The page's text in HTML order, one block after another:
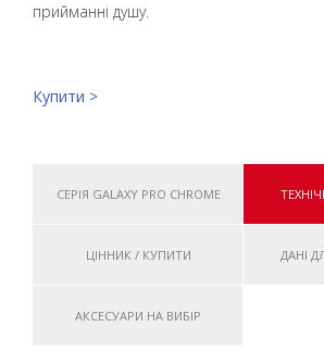
прийманні душу.
Купити >
СЕРІЯ GALAXY PRO CHROME
ЦІННИК / КУПИТИ ДАНІ
АКСЕСУАРИ НА ВИБІР